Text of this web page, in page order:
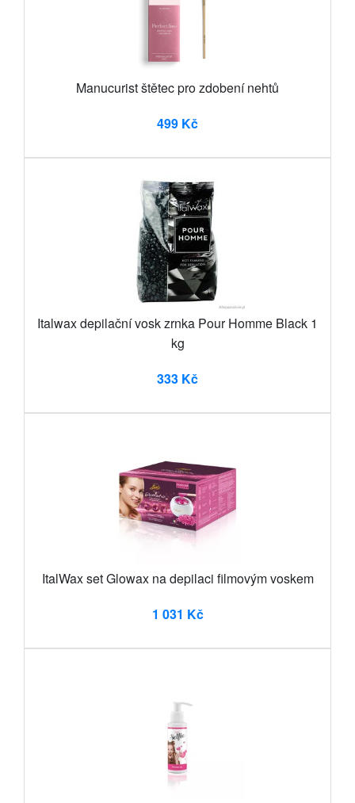
Manucurist štětec pro zdobení nehtů
499 Kč
Italwax depilační vosk zrnka Pour Homme Black 1
kg
333 Kč
ItalWax set Glowax na depilaci filmovým voskem
1 031 Kč